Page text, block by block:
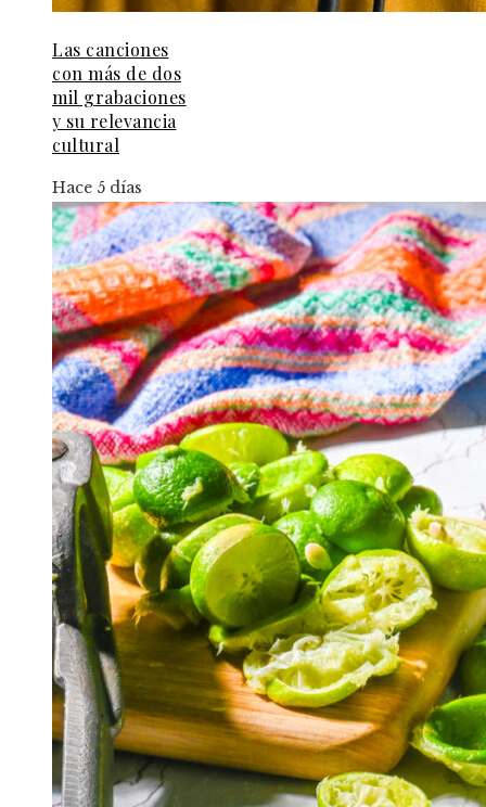
Las canciones
con más de dos
mil grabaciones
y su relevancia
cultural
Hace 5 días